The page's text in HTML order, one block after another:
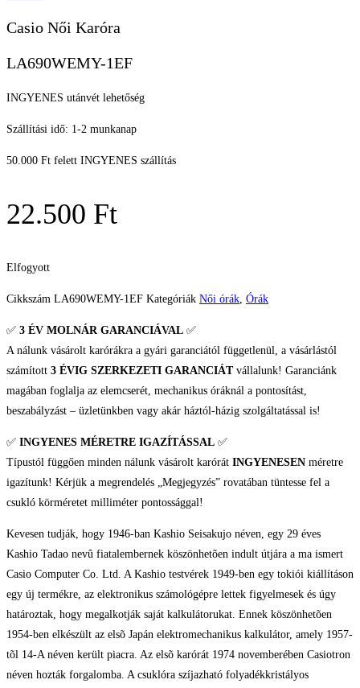
Casio Női Karóra
LA690WEMY-1EF
INGYENES utánvét lehetőség
Szállítási idő: 1-2 munkanap
50.000 Ft felett INGYENES szállítás
22.500 Ft
Elfogyott
Cikkszám LA690WEMY-1EF Kategóriák Női órák, Órák
✅ 3 ÉV MOLNÁR GARANCIÁVAL ✅
A nálunk vásárolt karórákra a gyári garanciától függetlenül, a vásárlástól
számított 3 ÉVIG SZERKEZETI GARANCIÁTvállalunk! Garanciánk
magában foglalja az elemcserét, mechanikus óráknál a pontosítást,
beszabályzást – üzletünkben vagy akár háztól-házig szolgáltatással is!
✅ INGYENES MÉRETRE IGAZÍTÁSSAL ✅
Típustól függően minden nálunk vásárolt karórát INGYENESEN méretre
igazítunk! Kérjük a megrendelés „Megjegyzés” rovatában tüntesse fel a
csukló körméretet milliméter pontossággal!
Kevesen tudják, hogy 1946-ban Kashio Seisakujo néven, egy 29 éves
Kashio Tadao nevû fiatalembernek köszönhetõen indult útjára a ma ismert
Casio Computer Co. Ltd. A Kashio testvérek 1949-ben egy tokiói kiállításon
egy új termékre, az elektronikus számológépre lettek figyelmesek és úgy
határoztak, hogy megalkotják saját kalkulátorukat. Ennek köszönhetõen
1954-ben elkészült az elsõ Japán elektromechanikus kalkulátor, amely 1957-
tõl 14-A néven került piacra. Az elsõ karórát 1974 novemberében Casiotron
néven hozták forgalomba. A csuklóra szíjazható folyadékkristályos